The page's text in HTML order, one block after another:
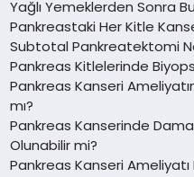
Yağlı Yemeklerden Sonra
Pankreastaki Her Kitle
Subtotal Pankreatektomi
Pankreas Kitlelerinde
Pankreas Kanseri
mı?
Pankreas Kanserinde
Olunabilir mi?
Pankreas Kanseri